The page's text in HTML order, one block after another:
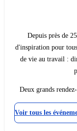
Depuis près de
d'inspiration pour
de vie au travail :
Deux grands
Voir tous les